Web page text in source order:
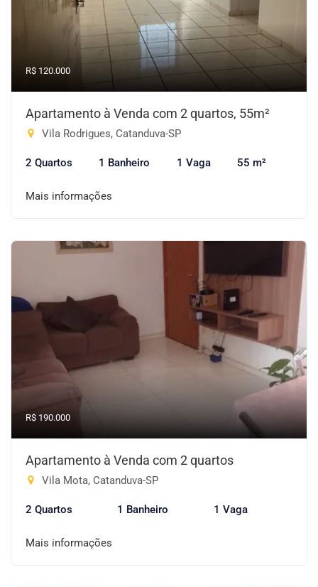
R$ 120.000
Apartamento à Venda com 2 quartos, 55m²
Vila Rodrigues, Catanduva-SP
2 Quartos 1 Banheiro 1 Vaga 55 m²
Mais informações
R$ 190.000
Apartamento à Venda com 2 quartos
Vila Mota, Catanduva-SP
2 Quartos 1 Banheiro 1 Vaga
Mais informações